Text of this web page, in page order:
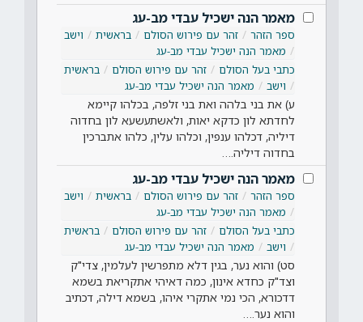
מאמר הנה ישכיל עבדי מב-עג
ספר הזהר זהר עם פירוש הסולם בראשית
וישב
מאמר הנה ישכיל עבדי מב-עג
כתבי בעל הסולם
זהר עם פירוש הסולם
בראשית
וישב
מאמר הנה ישכיל עבדי מב-עג
ע) את בני בלהה ואת בני זלפה, בכלהו קיימא
לחדתא לון כדקא יאות, ולאשתעשעא לון בחדוה
דיליה, דכלהו ענפין, וכלהו עלין, כלהו אתברכין
בחדוה דיליה.…
מאמר הנה ישכיל עבדי מב-עג
ספר הזהר זהר עם פירוש הסולם בראשית
וישב
מאמר הנה ישכיל עבדי מב-עג
כתבי בעל הסולם
זהר עם פירוש הסולם
בראשית
וישב
מאמר הנה ישכיל עבדי מב-עג
סט) והוא נער, בגין דלא מתפרשין לעלמין, צדי"ק
וצד"ק כחדא אינון, כמה דאיהי אתקריאת בשמא
דדכורא, הכי נמי אתקרי איהו, בשמא דילה, דכתיב
והוא נער.…